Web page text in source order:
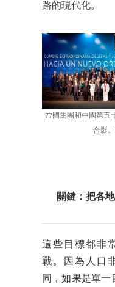
路的現代化。
77國集團和中國第五
合影
關鍵：把各
這些目標都非
戰。因為人口
同，如果是單一